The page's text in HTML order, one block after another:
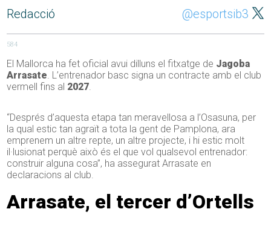
Redacció @esportsib3
584
El Mallorca ha fet oficial avui dilluns el fitxatge de Jagoba
Arrasate. L’entrenador basc signa un contracte amb el club
vermell fins al 2027.
“Després d’aquesta etapa tan meravellosa a l’Osasuna, per
la qual estic tan agraït a tota la gent de Pamplona, ara
emprenem un altre repte, un altre projecte, i hi estic molt
il·lusionat perquè això és el que vol qualsevol entrenador:
construir alguna cosa”, ha assegurat Arrasate en
declaracions al club.
Arrasate, el tercer d’Ortells